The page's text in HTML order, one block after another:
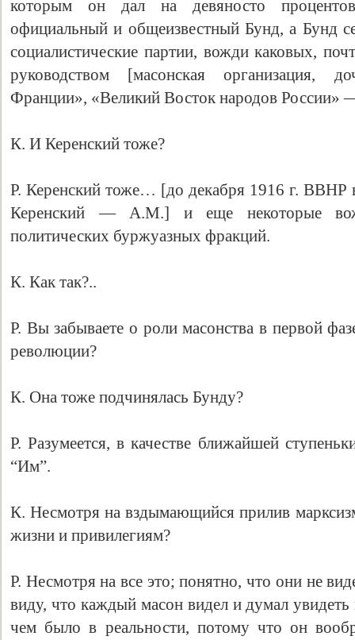
которым он дал на девяносто
официальный и общеизвестный Бунд, а Бунд
социалистические партии, вожди каковых,
руководством [масонская организация,
Франции», «Великий Восток народов
К. И Керенский тоже?
Р. Керенский тоже… [до декабря 1916 г. ВВНР
Керенский — А.М.] и еще некоторые
политических буржуазных фракций.
К. Как так?..
Р. Вы забываете о роли масонства в первой
революции?
К. Она тоже подчинялась Бунду?
Р. Разумеется, в качестве ближайшей
“Им”.
К. Несмотря на вздымающийся прилив
жизни и привилегиям?
Р. Несмотря на все это; понятно, что они не
виду, что каждый масон видел и думал
чем было в реальности, потому что он